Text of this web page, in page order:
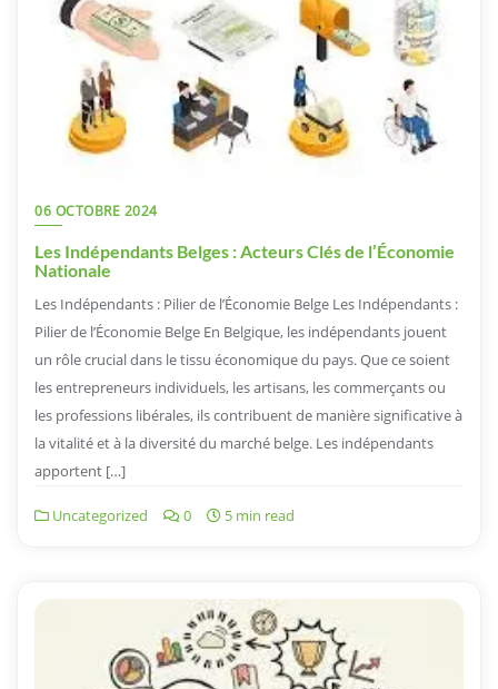
06 OCTOBRE 2024
Les Indépendants Belges : Acteurs Clés de l’Économie
Nationale
Les Indépendants : Pilier de l’Économie Belge Les Indépendants :
Pilier de l’Économie Belge En Belgique, les indépendants jouent
un rôle crucial dans le tissu économique du pays. Que ce soient
les entrepreneurs individuels, les artisans, les commerçants ou
les professions libérales, ils contribuent de manière significative à
la vitalité et à la diversité du marché belge. Les indépendants
apportent […]
Uncategorized 0 5 min read